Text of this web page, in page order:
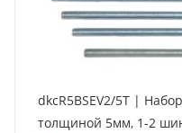
dkcR5BSEV2/5T |
толщиной 5мм, 1-2